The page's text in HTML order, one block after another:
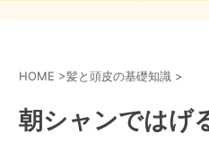
HOME >髪と頭皮の基礎知識 >
朝シャンではげ